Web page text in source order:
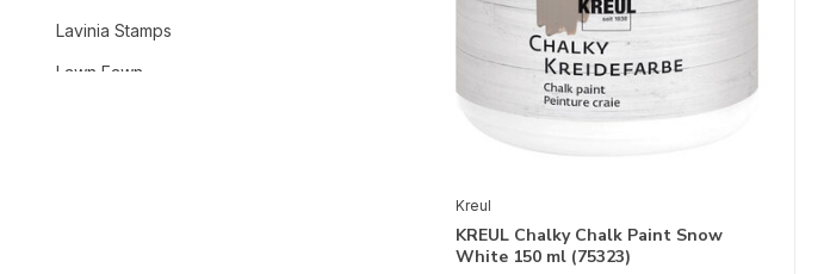
Lavinia Stamps
Lawn Fawn
Kreul
KREUL Chalky Chalk Paint Snow
White 150 ml (75323)